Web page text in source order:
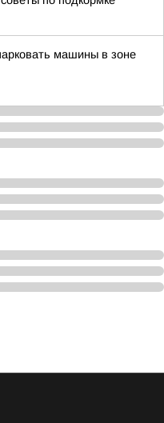
машины в зоне